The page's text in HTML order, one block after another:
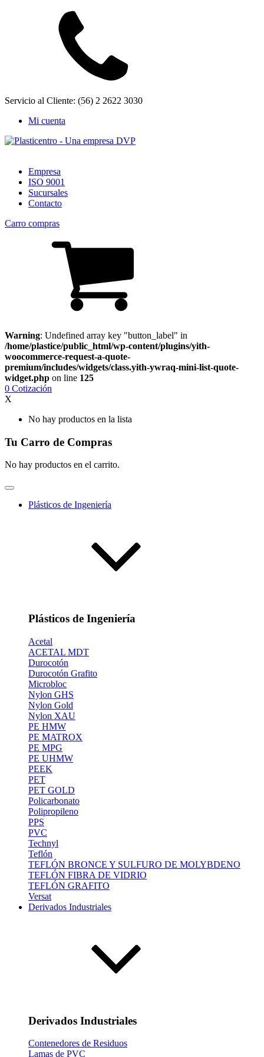
Servicio al Cliente: (56) 2 2622 3030
Mi cuenta
Empresa
ISO 9001
Sucursales
Contacto
Carro compras
Warning: Undefined array key "button_label" in
/home/plastice/public_html/wp-content/plugins/yith-
woocommerce-request-a-quote-
premium/includes/widgets/class.yith-ywraq-mini-list-quote-
widget.php on line 125
0 Cotización
X
No hay productos en la lista
Tu Carro de Compras
No hay productos en el carrito.
Plásticos de Ingeniería
Plásticos de Ingeniería
Acetal
ACETAL MDT
Durocotón
Durocotón Grafito
Microbloc
Nylon GHS
Nylon Gold
Nylon XAU
PE HMW
PE MATROX
PE MPG
PE UHMW
PEEK
PET
PET GOLD
Policarbonato
Polipropileno
PPS
PVC
Technyl
Teflón
TEFLÓN BRONCE Y SULFURO DE MOLYBDENO
TEFLÓN FIBRA DE VIDRIO
TEFLÓN GRAFITO
Versat
Derivados Industriales
Derivados Industriales
Contenedores de Residuos
Lamas de PVC